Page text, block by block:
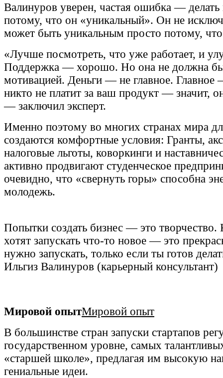
Валинуров уверен, частая ошибка — делать
потому, что он «уникальный». Он не
может быть уникальным просто потому,
«Лучше посмотреть, что уже работает, и
Поддержка — хорошо. Но она не должна
мотивацией. Деньги — не главное.
никто не платит за ваш продукт — значит,
— заключил эксперт.
Именно поэтому во многих странах мира
создаются комфортные условия: Гранты,
налоговые льготы, коворкинги и
активно продвигают студенческое
очевидно, что «свернуть горы» способна
молодежь.
Попытки создать бизнес — это творчество.
хотят запускать что-то новое — это
нужно запускать, только если ты готов
Ильгиз Валинуров (карьерный консультант)
Мировой опытМировой опыт
В большинстве стран запуски стартапов
государственном уровне, самых
«старшей школе», предлагая им высокую
гениальные идеи.